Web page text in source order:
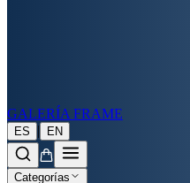
GALERÍA FRAME
ES | EN
Categorías